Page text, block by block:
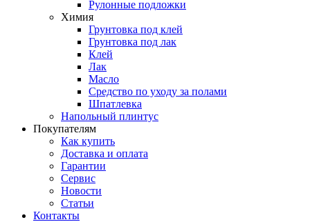
Рулонные подложки
Химия
Грунтовка под клей
Грунтовка под лак
Клей
Лак
Масло
Средство по уходу за полами
Шпатлевка
Напольный плинтус
Покупателям
Как купить
Доставка и оплата
Гарантии
Сервис
Новости
Статьи
Контакты